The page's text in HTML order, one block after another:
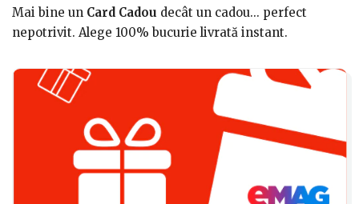
Mai bine un Card Cadou decât un cadou... perfect
nepotrivit. Alege 100% bucurie livrată instant.